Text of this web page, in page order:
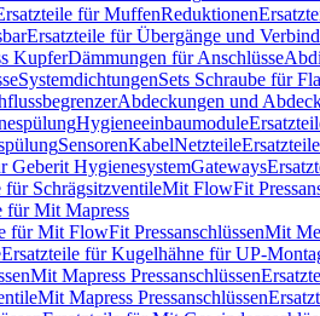
für MuffenReduktionen
Ersatzteile für Übergänge und
KupferDämmungen für Anschlüsse
SystemdichtungenSets Schraube für
Abdeckungen und
Hygieneeinbaumodule
SensorenKabelNetzteile
Geberit HygienesystemGateways
für SchrägsitzventileMit FlowFit
für Mit Mapress
für Mit FlowFit PressanschlüssenMit
Ersatzteile für Kugelhähne für UP-
Mit Mapress Pressanschlüssen
Mit Mapress Pressanschlüssen